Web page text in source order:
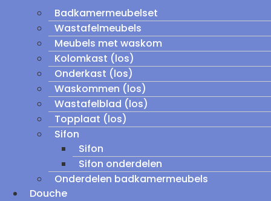
Badkamermeubelset
Wastafelmeubels
Meubels met waskom
Kolomkast (los)
Onderkast (los)
Waskommen (los)
Wastafelblad (los)
Topplaat (los)
Sifon
Sifon
Sifon onderdelen
Onderdelen badkamermeubels
Douche